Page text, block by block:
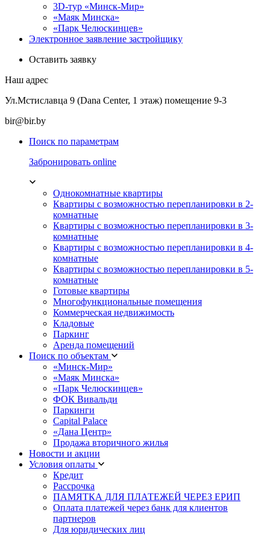
3D-тур «Минск-Мир»
«Маяк Минска»
«Парк Челюскинцев»
Электронное заявление застройщику
Оставить заявку
Наш адрес
Ул.Мстиславца 9 (Dana Center, 1 этаж) помещение 9-3
bir@bir.by
Поиск по параметрам
Забронировать online
Однокомнатные квартиры
Квартиры с возможностью перепланировки в 2-
комнатные
Квартиры с возможностью перепланировки в 3-
комнатные
Квартиры с возможностью перепланировки в 4-
комнатные
Квартиры с возможностью перепланировки в 5-
комнатные
Готовые квартиры
Многофункциональные помещения
Коммерческая недвижимость
Кладовые
Паркинг
Аренда помещений
Поиск по объектам
«Минск-Мир»
«Маяк Минска»
«Парк Челюскинцев»
ФОК Вивальди
Паркинги
Capital Palace
«Дана Центр»
Продажа вторичного жилья
Новости и акции
Условия оплаты
Кредит
Рассрочка
ПАМЯТКА ДЛЯ ПЛАТЕЖЕЙ ЧЕРЕЗ ЕРИП
Оплата платежей через банк для клиентов
партнеров
Для юридических лиц